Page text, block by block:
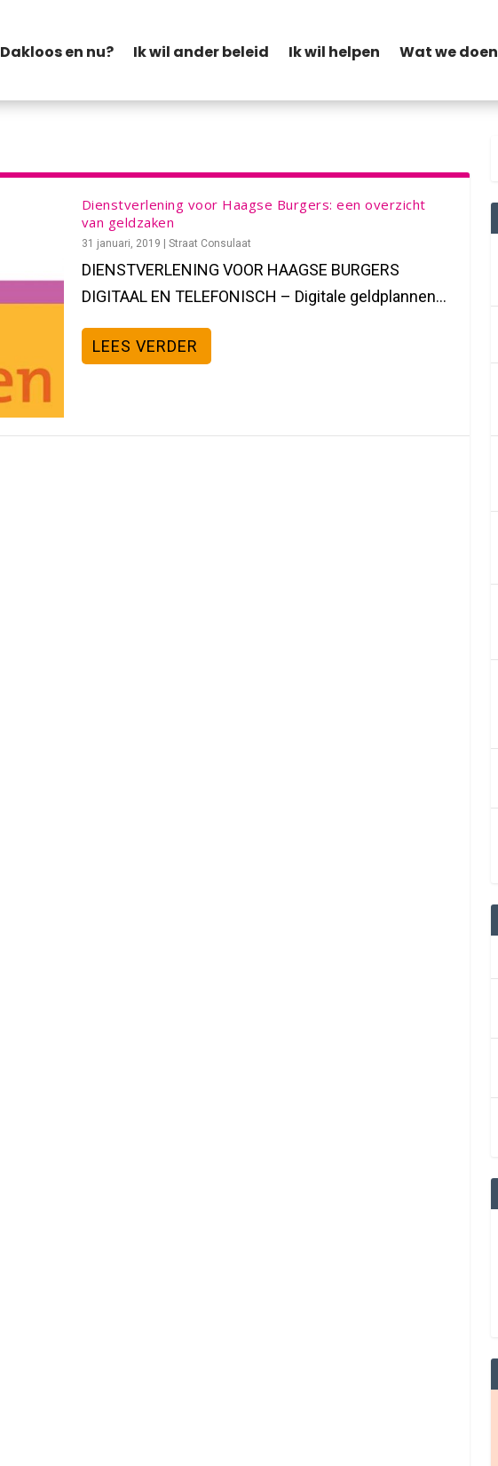
Dakloos en nu? Ik wil ander beleid Ik wil helpen Wat we doen
Dienstverlening voor Haagse Burgers: een overzicht
van geldzaken
31 januari, 2019 Straat Consulaat
DIENSTVERLENING VOOR HAAGSE BURGERS
DIGITAAL EN TELEFONISCH – Digitale geldplannen...
LEES VERDER